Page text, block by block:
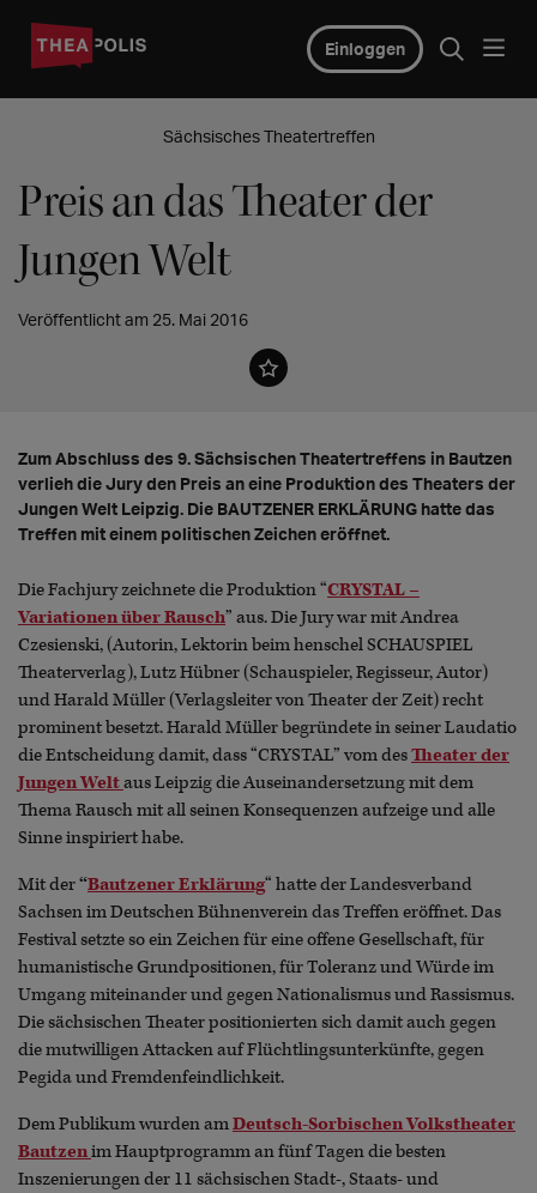
Einloggen
Sächsisches Theatertreffen
Preis an das Theater der
Jungen Welt
Veröffentlicht am 25. Mai 2016
Zum Abschluss des 9. Sächsischen Theatertreffens in Bautzen
verlieh die Jury den Preis an eine Produktion des Theaters der
Jungen Welt Leipzig. Die BAUTZENER ERKLÄRUNG hatte das
Treffen mit einem politischen Zeichen eröffnet.
Die Fachjury zeichnete die Produktion “CRYSTAL –
Variationen über Rausch” aus. Die Jury war mit Andrea
Czesienski, (Autorin, Lektorin beim henschel SCHAUSPIEL
Theaterverlag), Lutz Hübner (Schauspieler, Regisseur, Autor)
und Harald Müller (Verlagsleiter von Theater der Zeit) recht
prominent besetzt. Harald Müller begründete in seiner Laudatio
die Entscheidung damit, dass “CRYSTAL” vom desTheater der
Jungen Weltaus Leipzig die Auseinandersetzung mit dem
Thema Rausch mit all seinen Konsequenzen aufzeige und alle
Sinne inspiriert habe.
Mit der“Bautzener Erklärung“ hatte der Landesverband
Sachsen im Deutschen Bühnenverein das Treffen eröffnet. Das
Festival setzte so ein Zeichen für eine offene Gesellschaft, für
humanistische Grundpositionen, für Toleranz und Würde im
Umgang miteinander und gegen Nationalismus und Rassismus.
Die sächsischen Theater positionierten sich damit auch gegen
die mutwilligen Attacken auf Flüchtlingsunterkünfte, gegen
Pegida und Fremdenfeindlichkeit.
Dem Publikum wurden amDeutsch-Sorbischen Volkstheater
Bautzenim Hauptprogramm an fünf Tagen die besten
Inszenierungen der 11 sächsischen Stadt-, Staats- und